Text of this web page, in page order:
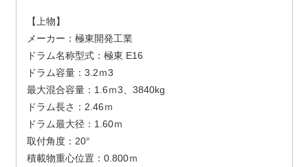
【上物】
メーカー：極東開発工業
ドラム名称型式：極東 E16
ドラム容量：3.2ｍ3
最大混合容量：1.6ｍ3、3840kg
ドラム長さ：2.46ｍ
ドラム最大径：1.60ｍ
取付角度：20°
積載物重心位置：0.800ｍ